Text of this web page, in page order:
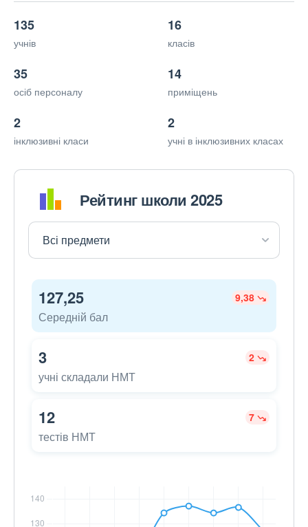
135
учнів
16
класів
35
осіб персоналу
14
приміщень
2
інклюзивні класи
2
учні в інклюзивних класах
Рейтинг школи 2025
127,25 9,38
Середній бал
3 2
учні складали НМТ
12 7
тестів НМТ